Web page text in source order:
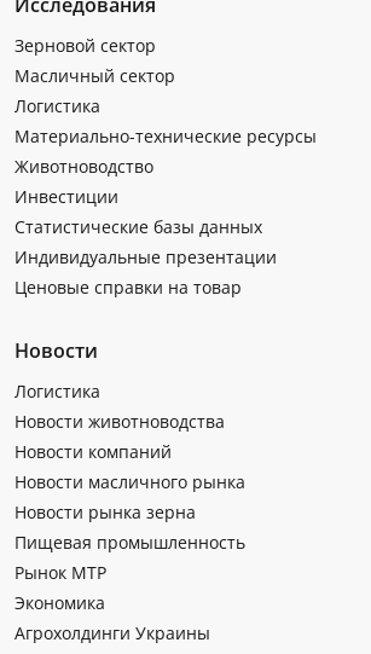
Зерновой сектор
Масличный сектор
Логистика
Материально-технические ресурсы
Животноводство
Инвестиции
Статистические базы данных
Индивидуальные презентации
Ценовые справки на товар
Новости
Логистика
Новости животноводства
Новости компаний
Новости масличного рынка
Новости рынка зерна
Пищевая промышленность
Рынок МТР
Экономика
Агрохолдинги Украины